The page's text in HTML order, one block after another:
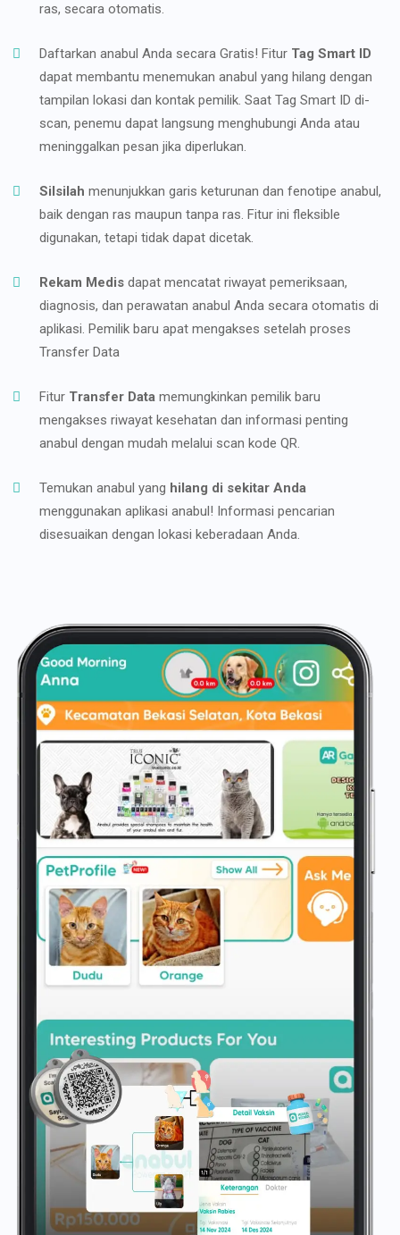
ras, secara otomatis.
Daftarkan anabul Anda secara Gratis! Fitur Tag Smart ID
dapat membantu menemukan anabul yang hilang dengan
tampilan lokasi dan kontak pemilik. Saat Tag Smart ID di-
scan, penemu dapat langsung menghubungi Anda atau
meninggalkan pesan jika diperlukan.
Silsilah menunjukkan garis keturunan dan fenotipe anabul,
baik dengan ras maupun tanpa ras. Fitur ini fleksible
digunakan, tetapi tidak dapat dicetak.
Rekam Medis dapat mencatat riwayat pemeriksaan,
diagnosis, dan perawatan anabul Anda secara otomatis di
aplikasi. Pemilik baru apat mengakses setelah proses
Transfer Data
Fitur Transfer Data memungkinkan pemilik baru
mengakses riwayat kesehatan dan informasi penting
anabul dengan mudah melalui scan kode QR.
Temukan anabul yang hilang di sekitar Anda
menggunakan aplikasi anabul! Informasi pencarian
disesuaikan dengan lokasi keberadaan Anda.